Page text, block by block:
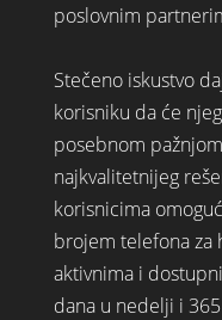
poslovnim
Stečeno iskustvo
korisniku da će
posebnom
najkvalitetnijeg
korisnicima
brojem telefona za
aktivnima i
dana u nedelji i